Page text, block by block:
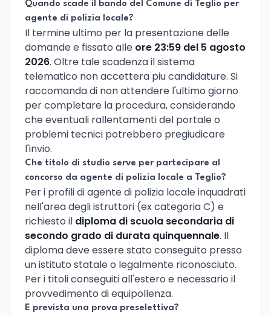
Quando scade il bando del Comune di Teglio per
agente di polizia locale?
Il termine ultimo per la presentazione delle
domande e fissato alle ore 23:59 del 5 agosto
2026. Oltre tale scadenza il sistema
telematico non accettera piu candidature. Si
raccomanda di non attendere l'ultimo giorno
per completare la procedura, considerando
che eventuali rallentamenti del portale o
problemi tecnici potrebbero pregiudicare
l'invio.
Che titolo di studio serve per partecipare al
concorso da agente di polizia locale a Teglio?
Per i profili di agente di polizia locale inquadrati
nell'area degli istruttori (ex categoria C) e
richiesto il diploma di scuola secondaria di
secondo grado di durata quinquennale. Il
diploma deve essere stato conseguito presso
un istituto statale o legalmente riconosciuto.
Per i titoli conseguiti all'estero e necessario il
provvedimento di equipollenza.
E prevista una prova preselettiva?